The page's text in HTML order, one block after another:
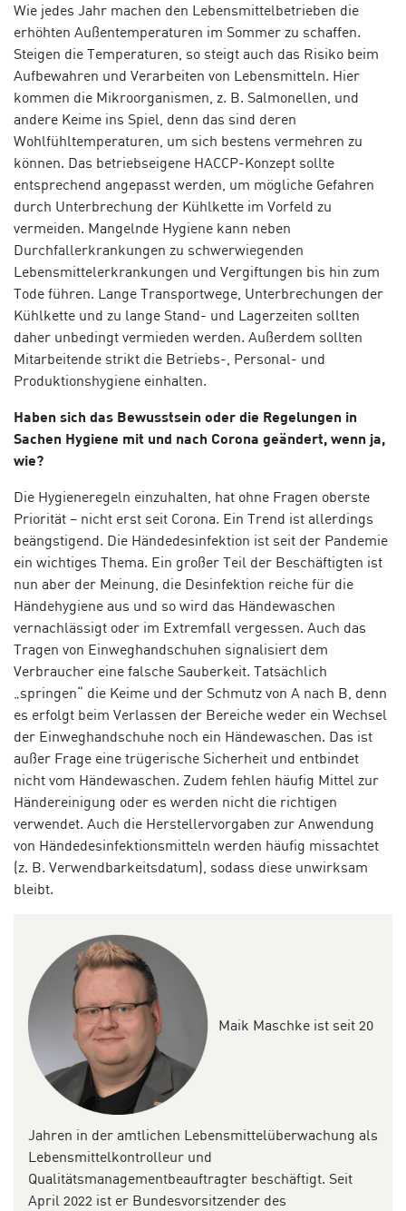
Wie jedes Jahr machen den Lebensmittelbetrieben die
erhöhten Außentemperaturen im Sommer zu schaffen.
Steigen die Temperaturen, so steigt auch das Risiko beim
Aufbewahren und Verarbeiten von Lebensmitteln. Hier
kommen die Mikroorganismen, z. B. Salmonellen, und
andere Keime ins Spiel, denn das sind deren
Wohlfühltemperaturen, um sich bestens vermehren zu
können. Das betriebseigene HACCP-Konzept sollte
entsprechend angepasst werden, um mögliche Gefahren
durch Unterbrechung der Kühlkette im Vorfeld zu
vermeiden. Mangelnde Hygiene kann neben
Durchfallerkrankungen zu schwerwiegenden
Lebensmittelerkrankungen und Vergiftungen bis hin zum
Tode führen. Lange Transportwege, Unterbrechungen der
Kühlkette und zu lange Stand- und Lagerzeiten sollten
daher unbedingt vermieden werden. Außerdem sollten
Mitarbeitende strikt die Betriebs-, Personal- und
Produktionshygiene einhalten.
Haben sich das Bewusstsein oder die Regelungen in
Sachen Hygiene mit und nach Corona geändert, wenn ja,
wie?
Die Hygieneregeln einzuhalten, hat ohne Fragen oberste
Priorität – nicht erst seit Corona. Ein Trend ist allerdings
beängstigend. Die Händedesinfektion ist seit der Pandemie
ein wichtiges Thema. Ein großer Teil der Beschäftigten ist
nun aber der Meinung, die Desinfektion reiche für die
Händehygiene aus und so wird das Händewaschen
vernachlässigt oder im Extremfall vergessen. Auch das
Tragen von Einweghandschuhen signalisiert dem
Verbraucher eine falsche Sauberkeit. Tatsächlich
„springen“ die Keime und der Schmutz von A nach B, denn
es erfolgt beim Verlassen der Bereiche weder ein Wechsel
der Einweghandschuhe noch ein Händewaschen. Das ist
außer Frage eine trügerische Sicherheit und entbindet
nicht vom Händewaschen. Zudem fehlen häufig Mittel zur
Händereinigung oder es werden nicht die richtigen
verwendet. Auch die Herstellervorgaben zur Anwendung
von Händedesinfektionsmitteln werden häufig missachtet
(z. B. Verwendbarkeitsdatum), sodass diese unwirksam
bleibt.
Maik Maschke ist seit 20
Jahren in der amtlichen Lebensmittelüberwachung als
Lebensmittelkontrolleur und
Qualitätsmanagementbeauftragter beschäftigt. Seit
April 2022 ist er Bundesvorsitzender des